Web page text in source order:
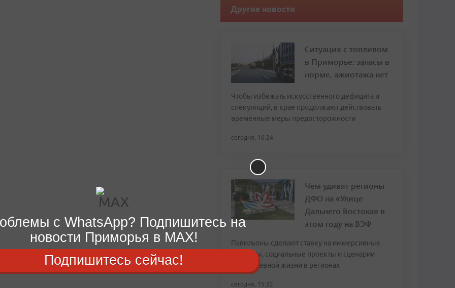
Другие новости
Ситуация с топливом
в Приморье: запасы в
норме, ажиотажа нет
Чтобы избежать искусственного дефицита и
спекуляций, в крае продолжают действовать
временные меры предосторожности
сегодня, 16:24
Чем удивят регионы
ДФО на «Улице
Дальнего Востока» в
этом году на ВЭФ
Павильоны сделают ставку на иммерсивные
форматы, социальные проекты и сценарии
повседневной жизни в регионах
сегодня, 15:22
с WhatsApp? Подпишитесь на
новости Приморья в MAX!
Подпишитесь сейчас!